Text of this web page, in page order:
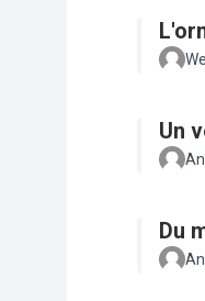
Un
Du